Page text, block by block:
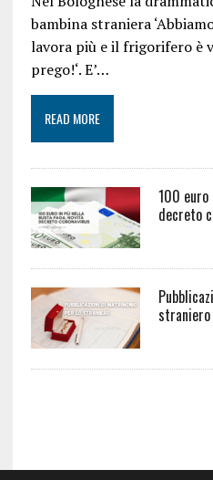
bambina straniera
lavora più e il frigorifero è
prego!‘. E’…
READ MORE
100 euro
decreto
straniero